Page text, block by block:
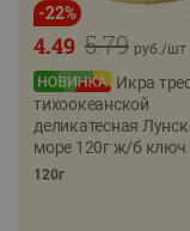
-22%
5.79
4.49 руб./шт
Икра
тихоокеанской
деликатесная
море 120г ж/б ключ
120г